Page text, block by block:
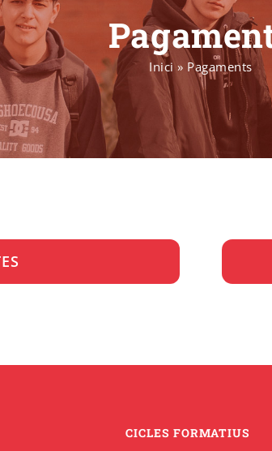
Inici» Pagaments
CICLES FORMATIUS